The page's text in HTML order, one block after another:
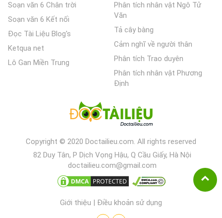
Soạn văn 6 Chân trời
Soạn văn 6 Kết nối
Đọc Tài Liệu Blog's
Ketqua net
Lô Gan Miền Trung
Phân tích nhân vật Ngô Tử
Văn
Tả cây bàng
Cảm nghĩ về người thân
Phân tích Trao duyên
Phân tích nhân vật Phương
Định
Copyright © 2020 Doctailieu.com. All rights reserved
82 Duy Tân, P Dịch Vọng Hậu, Q Cầu Giấy, Hà Nội
doctailieu.com@gmail.com
Giới thiệu | Điều khoản sử dụng